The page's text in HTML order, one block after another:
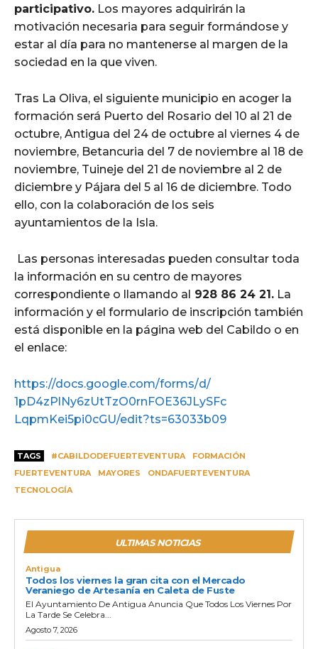
participativo. Los mayores adquirirán la
motivación necesaria para seguir formándose y
estar al día para no mantenerse al margen de la
sociedad en la que viven.
Tras La Oliva, el siguiente municipio en acoger la
formación será Puerto del Rosario del 10 al 21 de
octubre, Antigua del 24 de octubre al viernes 4 de
noviembre, Betancuria del 7 de noviembre al 18 de
noviembre, Tuineje del 21 de noviembre al 2 de
diciembre y Pájara del 5 al 16 de diciembre. Todo
ello, con la colaboración de los seis
ayuntamientos de la Isla.
Las personas interesadas pueden consultar toda
la información en su centro de mayores
correspondiente o llamando al 928 86 24 21. La
información y el formulario de inscripción también
está disponible en la página web del Cabildo o en
el enlace:
https://docs.google.com/forms/d/
1pD4zPlNy6zUtTzO0rnFOE36JLySFc
LqpmKei5pi0cGU/edit?ts=63033b09
TAGS #CABILDODEFUERTEVENTURA
FORMACIÓN
FUERTEVENTURA
MAYORES
ONDAFUERTEVENTURA
TECNOLOGÍA
ULTIMAS NOTICIAS
Antigua
Todos los viernes la gran cita con el Mercado
Veraniego de Artesanía en Caleta de Fuste
El Ayuntamiento De Antigua Anuncia Que Todos Los Viernes Por
La Tarde Se Celebra...
Agosto 7, 2026